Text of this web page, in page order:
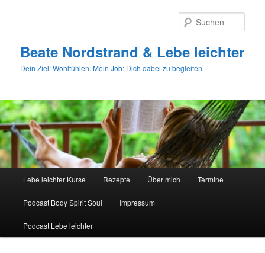
Beate Nordstrand & Lebe leichter
Dein Ziel: Wohlfühlen. Mein Job: Dich dabei zu begleiten
Lebe leichter Kurse Rezepte Über mich Termine
Podcast Body Spirit Soul Impressum
Podcast Lebe leichter